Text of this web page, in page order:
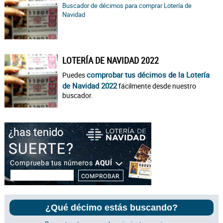
Buscador de décimos para comprar Lotería de
Navidad
LOTERÍA DE NAVIDAD 2022
Puedescomprobar tus décimos de la Lotería
de Navidad 2022fácilmente desde nuestro
buscador.
¿Qué décimo estás buscando?